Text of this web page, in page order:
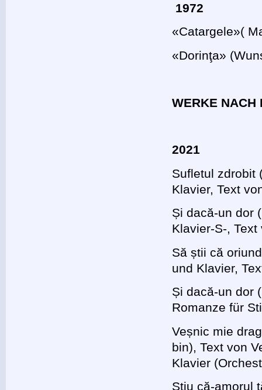
1972
«Catargele»(
«Dorinţa»
WERKE NACH
2021
Sufletul zdrobit
Klavier, Text
Și dacă-un dor
Klavier-S-,
Să știi că
und Klavier,
Și dacă-un dor
Romanze für
Veșnic mie
bin), Text von
Klavier
Știu că-amorul